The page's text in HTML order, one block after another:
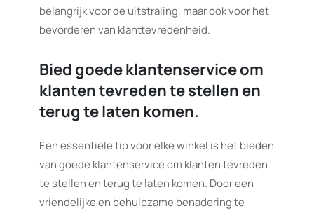
belangrijk voor de uitstraling, maar ook voor het
bevorderen van klanttevredenheid.
Bied goede klantenservice om
klanten tevreden te stellen en
terug te laten komen.
Een essentiële tip voor elke winkel is het bieden
van goede klantenservice om klanten tevreden
te stellen en terug te laten komen. Door een
vriendelijke en behulpzame benadering te